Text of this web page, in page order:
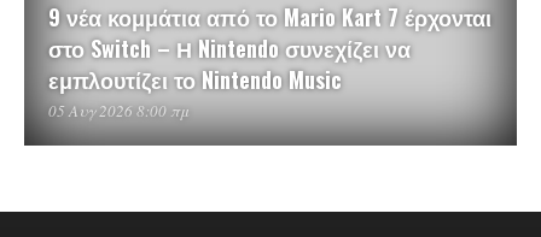
9 νέα κομμάτια από το Mario Kart 7 έρχονται
στο Switch – Η Nintendo συνεχίζει να
εμπλουτίζει το Nintendo Music
05 Αυγ 2026 8:00 πμ